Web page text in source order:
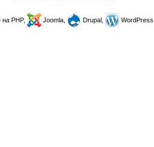
на PHP, Joomla, Drupal,